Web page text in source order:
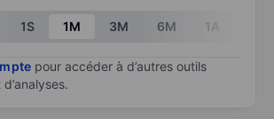
chart.
1S 1M 3M 6M 1A
pour accéder à d’autres outils